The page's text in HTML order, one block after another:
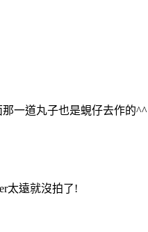
一道丸子也是蜆仔去作的^^
太遠就沒拍了!